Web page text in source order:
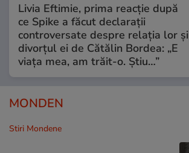
Livia Eftimie, prima reacție după
ce Spike a făcut declarații
controversate despre relația lor și
divorțul ei de Cătălin Bordea: „E
viața mea, am trăit-o. Știu…”
MONDEN
Stiri Mondene